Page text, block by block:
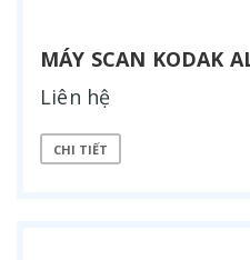
MÁY SCAN KODAK
Liên hệ
CHI TIẾT